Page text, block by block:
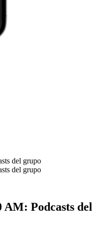
del grupo
del grupo
AM: Podcasts del